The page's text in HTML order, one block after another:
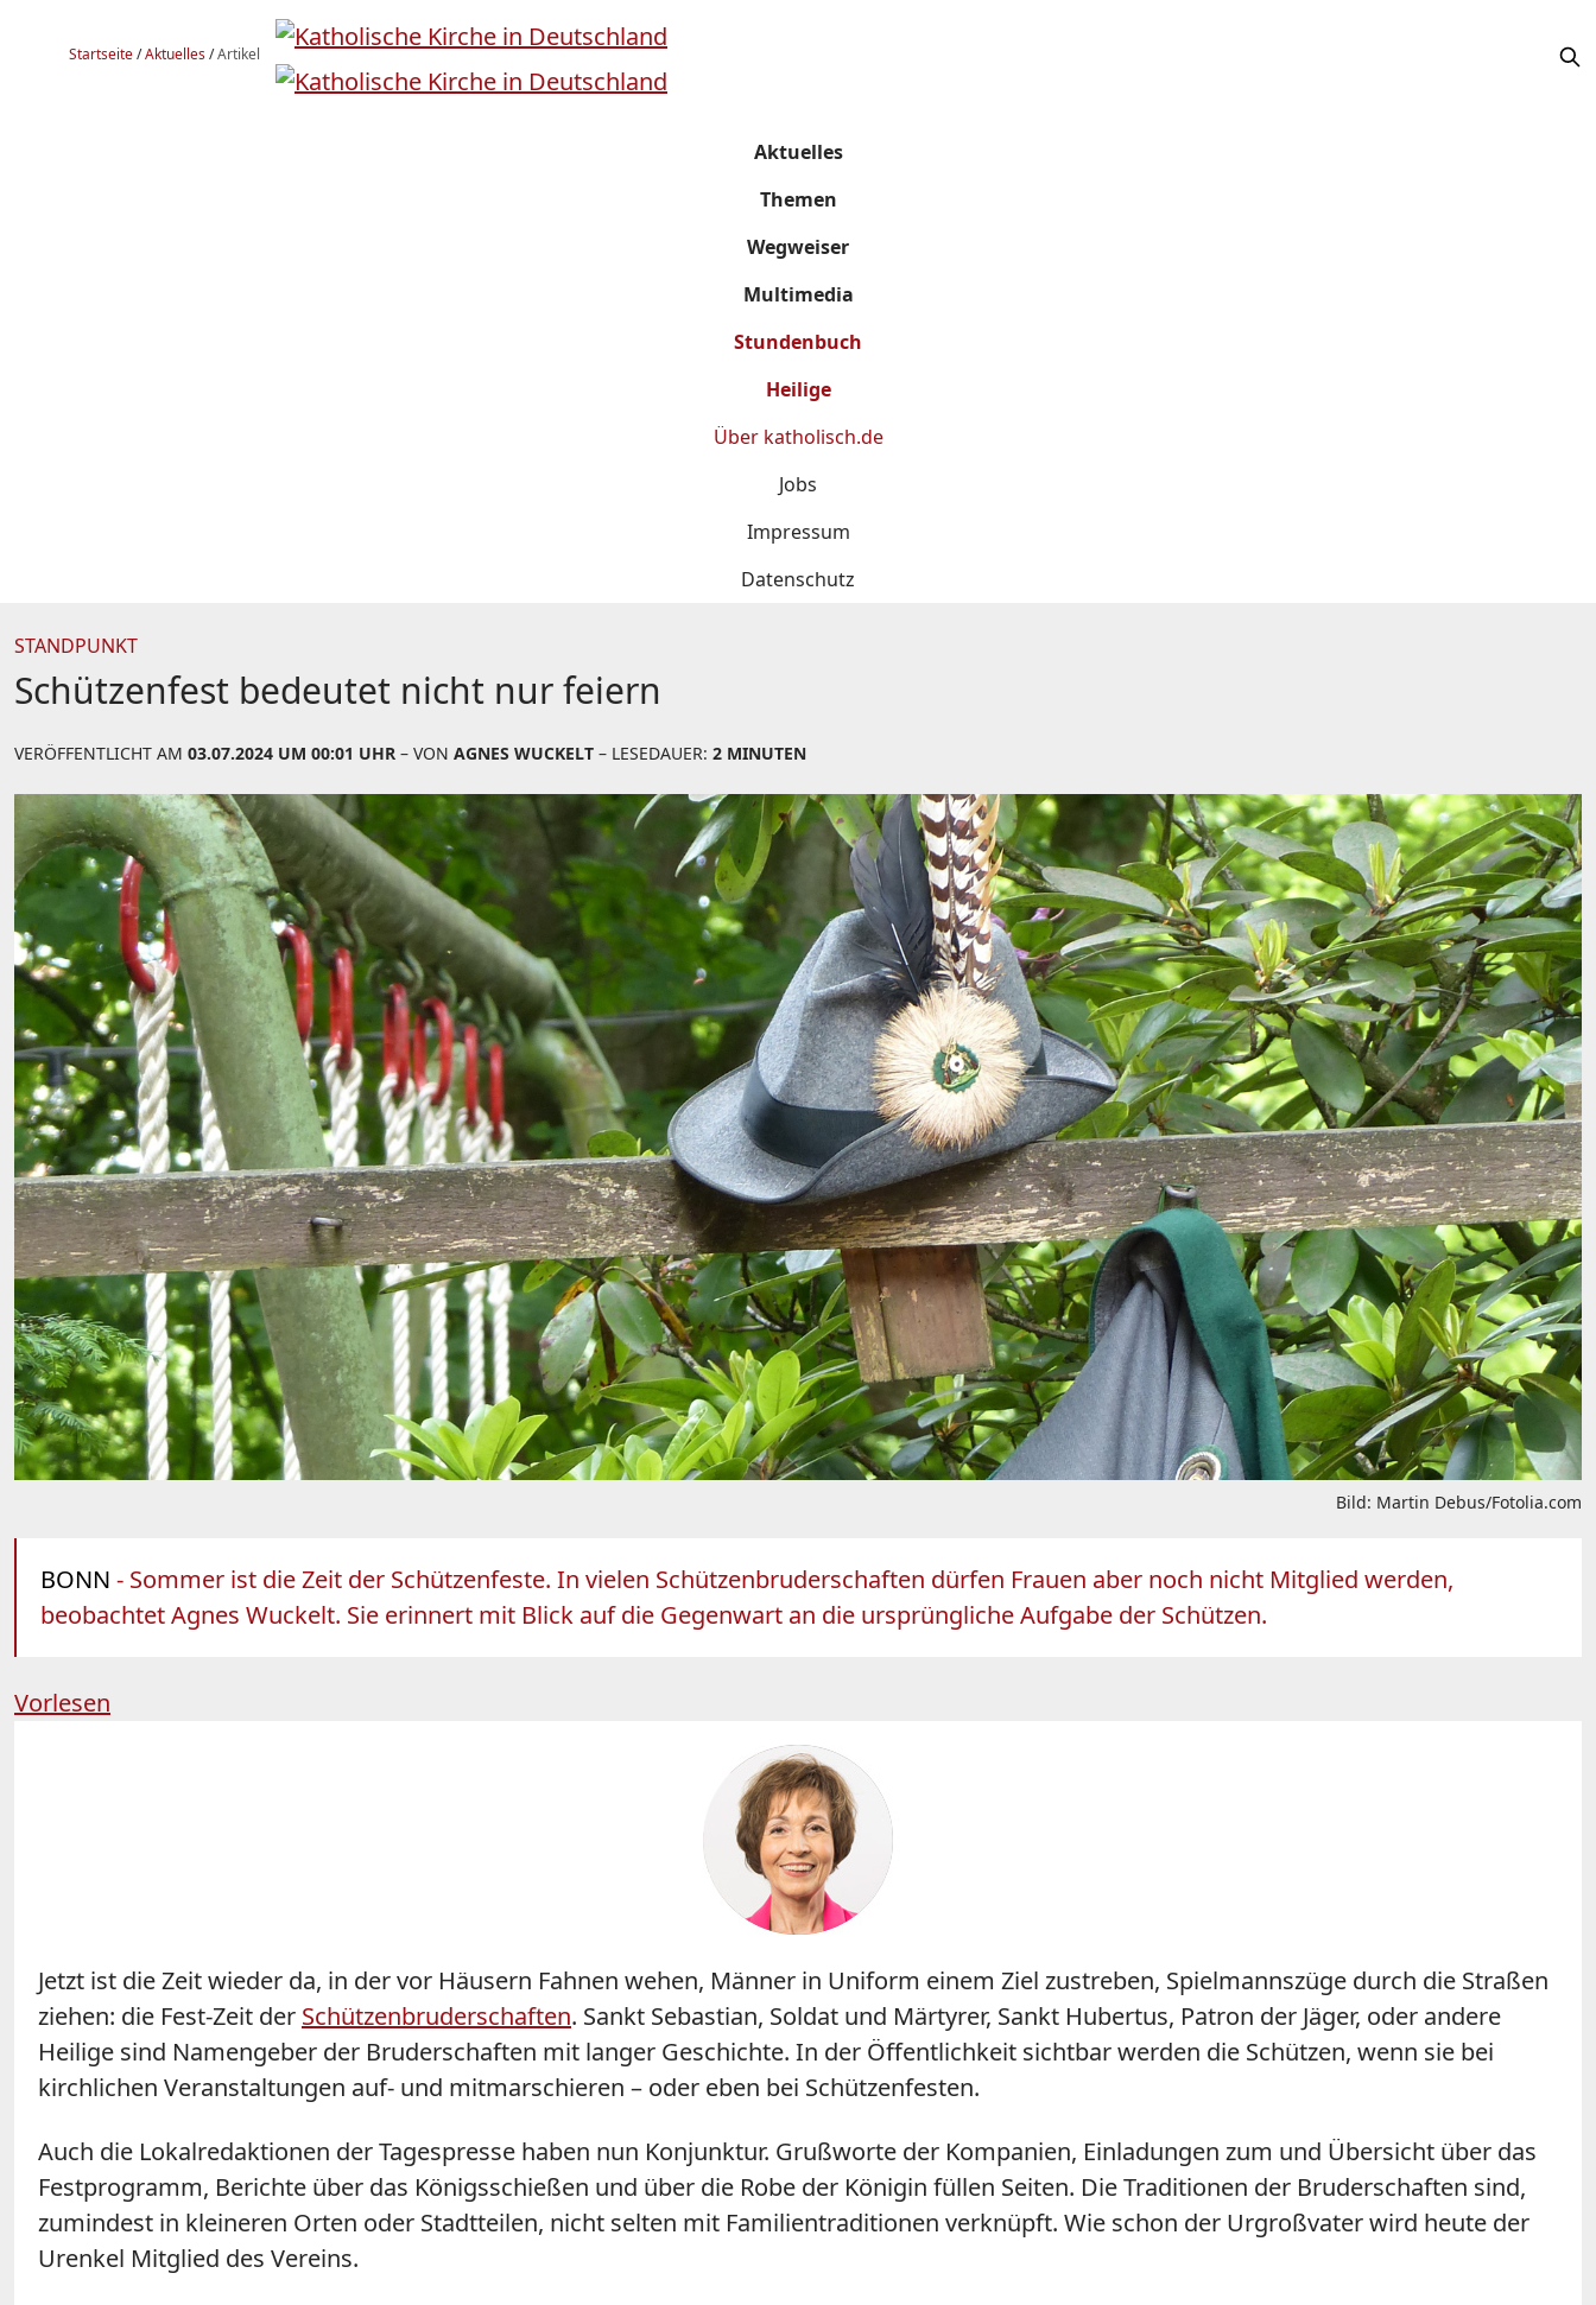
Startseite/Aktuelles/Artikel
Aktuelles
Themen
Wegweiser
Multimedia
Stundenbuch
Heilige
Über katholisch.de
Jobs
Impressum
Datenschutz
STANDPUNKT
Schützenfest bedeutet nicht nur feiern
VERÖFFENTLICHT AM 03.07.2024 UM 00:01 UHR – VON AGNES WUCKELT – LESEDAUER: 2 MINUTEN
Bild: Martin Debus/Fotolia.com
BONN - Sommer ist die Zeit der Schützenfeste. In vielen Schützenbruderschaften dürfen Frauen aber noch nicht Mitglied werden,
beobachtet Agnes Wuckelt. Sie erinnert mit Blick auf die Gegenwart an die ursprüngliche Aufgabe der Schützen.
Vorlesen
Jetzt ist die Zeit wieder da, in der vor Häusern Fahnen wehen, Männer in Uniform einem Ziel zustreben, Spielmannszüge durch die Straßen
ziehen: die Fest-Zeit der Schützenbruderschaften. Sankt Sebastian, Soldat und Märtyrer, Sankt Hubertus, Patron der Jäger, oder andere
Heilige sind Namengeber der Bruderschaften mit langer Geschichte. In der Öffentlichkeit sichtbar werden die Schützen, wenn sie bei
kirchlichen Veranstaltungen auf- und mitmarschieren – oder eben bei Schützenfesten.
Auch die Lokalredaktionen der Tagespresse haben nun Konjunktur. Grußworte der Kompanien, Einladungen zum und Übersicht über das
Festprogramm, Berichte über das Königsschießen und über die Robe der Königin füllen Seiten. Die Traditionen der Bruderschaften sind,
zumindest in kleineren Orten oder Stadtteilen, nicht selten mit Familientraditionen verknüpft. Wie schon der Urgroßvater wird heute der
Urenkel Mitglied des Vereins.